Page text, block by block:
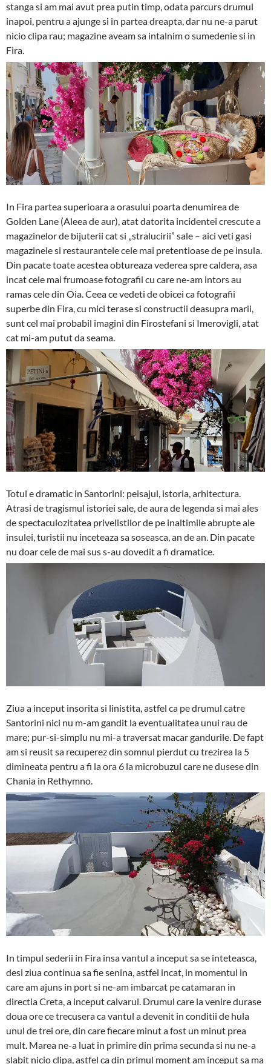
stanga si am mai avut prea putin timp, odata parcurs drumul
inapoi, pentru a ajunge si in partea dreapta, dar nu ne-a parut
nicio clipa rau; magazine aveam sa intalnim o sumedenie si in
Fira.
In Fira partea superioara a orasului poarta denumirea de
Golden Lane (Aleea de aur), atat datorita incidentei crescute a
magazinelor de bijuterii cat si „stralucirii” sale – aici veti gasi
magazinele si restaurantele cele mai pretentioase de pe insula.
Din pacate toate acestea obtureaza vederea spre caldera, asa
incat cele mai frumoase fotografii cu care ne-am intors au
ramas cele din Oia. Ceea ce vedeti de obicei ca fotografii
superbe din Fira, cu mici terase si constructii deasupra marii,
sunt cel mai probabil imagini din Firostefani si Imerovigli, atat
cat mi-am putut da seama.
Totul e dramatic in Santorini: peisajul, istoria, arhitectura.
Atrasi de tragismul istoriei sale, de aura de legenda si mai ales
de spectaculozitatea privelistilor de pe inaltimile abrupte ale
insulei, turistii nu inceteaza sa soseasca, an de an. Din pacate
nu doar cele de mai sus s-au dovedit a fi dramatice.
Ziua a inceput insorita si linistita, astfel ca pe drumul catre
Santorini nici nu m-am gandit la eventualitatea unui rau de
mare; pur-si-simplu nu mi-a traversat macar gandurile. De fapt
am si reusit sa recuperez din somnul pierdut cu trezirea la 5
dimineata pentru a fi la ora 6 la microbuzul care ne dusese din
Chania in Rethymno.
In timpul sederii in Fira insa vantul a inceput sa se inteteasca,
desi ziua continua sa fie senina, astfel incat, in momentul in
care am ajuns in port si ne-am imbarcat pe catamaran in
directia Creta, a inceput calvarul. Drumul care la venire durase
doua ore ce trecusera ca vantul a devenit in conditii de hula
unul de trei ore, din care fiecare minut a fost un minut prea
mult. Marea ne-a luat in primire din prima secunda si nu ne-a
slabit nicio clipa, astfel ca din primul moment am inceput sa ma